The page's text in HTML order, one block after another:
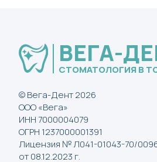
ВЕГА-
СТОМАТОЛОГИЯ В
© Вега-Дент 2026
ООО «Вега»
ИНН 7000004079
ОГРН 1237000001391
Лицензия № Л041-01043-70/
от 08.12.2023 г.